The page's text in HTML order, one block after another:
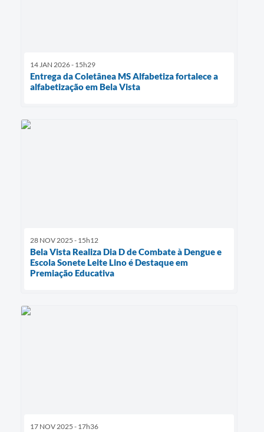
14 JAN 2026 - 15h29
Entrega da Coletânea MS Alfabetiza fortalece a
alfabetização em Bela Vista
28 NOV 2025 - 15h12
Bela Vista Realiza Dia D de Combate à Dengue e
Escola Sonete Leite Lino é Destaque em
Premiação Educativa
17 NOV 2025 - 17h36